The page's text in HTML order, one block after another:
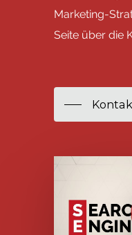
Marketing-
Seite über die